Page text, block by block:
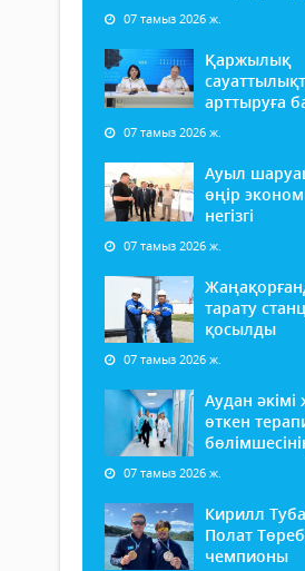
07 тамыз 2026 ж.
Қаржылық
арттыруға
07 тамыз 2026 ж.
Ауыл
өңір
негізгі
07 тамыз 2026 ж.
тарату
қосылды
07 тамыз 2026 ж.
Аудан
өткен
07 тамыз 2026 ж.
Кирилл
Полат
чемпионы